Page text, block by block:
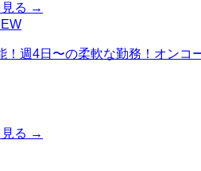
見る →
！週4日〜の柔軟な勤務！オン
見る →